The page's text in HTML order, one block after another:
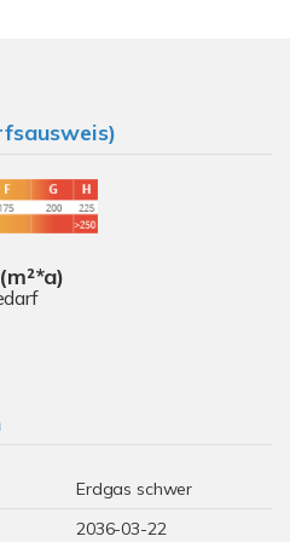
Erdgas schwer
2036-03-22